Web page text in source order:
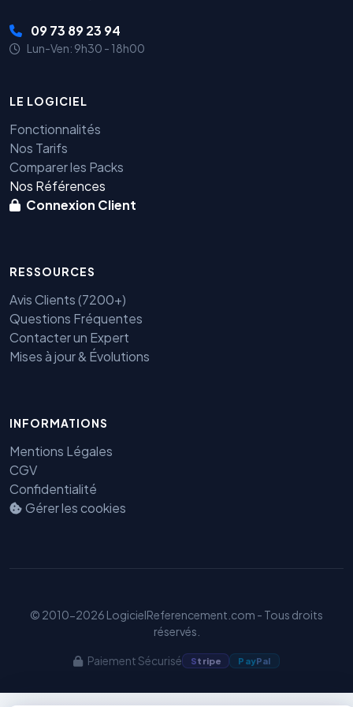
09 73 89 23 94
Lun-Ven: 9h30 - 18h00
LE LOGICIEL
Fonctionnalités
Nos Tarifs
Comparer les Packs
Nos Références
Connexion Client
RESSOURCES
Avis Clients (7200+)
Questions Fréquentes
Contacter un Expert
Mises à jour & Évolutions
INFORMATIONS
Mentions Légales
CGV
Confidentialité
Gérer les cookies
© 2010-2026 LogicielReferencement.com - Tous droits
réservés.
Paiement Sécurisé Stripe PayPal